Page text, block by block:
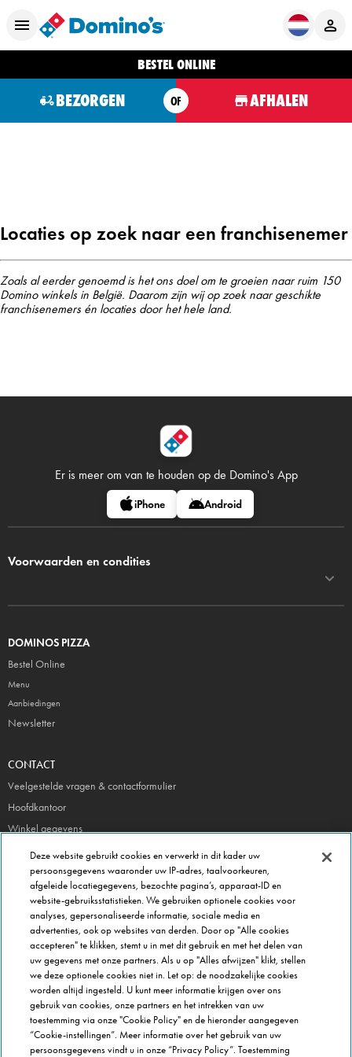
BESTEL ONLINE
BEZORGEN OF AFHALEN
Locaties op zoek naar een franchisenemer
Zoals al eerder genoemd is het ons doel om te groeien naar ruim 150
Domino winkels in België. Daarom zijn wij op zoek naar geschikte
franchisenemers én locaties door het hele land.
Er is meer om van te houden op de Domino's App
iPhone Android
Voorwaarden en condities
DOMINOS PIZZA
Bestel Online
Menu
Aanbiedingen
Newsletter
CONTACT
Veelgestelde vragen & contactformulier
Hoofdkantoor
Winkel gegevens
Beheer je voorkeuren
FRANCHISE INFO
Domino's Franchise
Selectie Criteria
Veel gestelde vragen
OVER DOMINOS
Werken bij Domino's
Onze keuken
Care team (voor medewerkers)
Deze website gebruikt cookies en verwerkt in dit kader uw
persoonsgegevens waaronder uw IP-adres, taalvoorkeuren,
afgeleide locatiegegevens, bezochte pagina’s, apparaat-ID en
website-gebruiksstatistieken. We gebruiken optionele cookies voor
analyses, gepersonaliseerde informatie, sociale media en
advertenties, ook op websites van derden. Door op "Alle cookies
accepteren" te klikken, stemt u in met dit gebruik en met het delen van
uw gegevens met onze partners. Als u op "Alles afwijzen" klikt, stellen
we deze optionele cookies niet in. Let op: de noodzakelijke cookies
worden altijd ingesteld. U kunt meer informatie krijgen over ons
gebruik van cookies, onze partners en het intrekken van uw
toestemming via onze "Cookie Policy" en de hieronder aangegeven
“Cookie-instellingen”. Meer informatie over het gebruik van uw
persoonsgegevens vindt u in onze “Privacy Policy”. Toestemming